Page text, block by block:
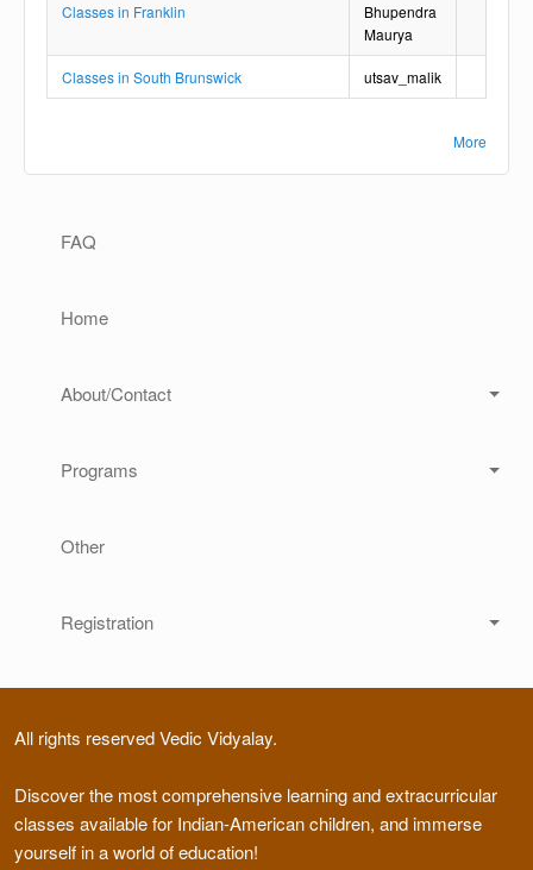
Classes in Franklin
Bhupendra
Maurya
Classes in South Brunswick utsav_malik
More
FAQ
Home
About/Contact
Programs
Other
Registration
All rights reserved Vedic Vidyalay.
Discover the most comprehensive learning and extracurricular
classes available for Indian-American children, and immerse
yourself in a world of education!